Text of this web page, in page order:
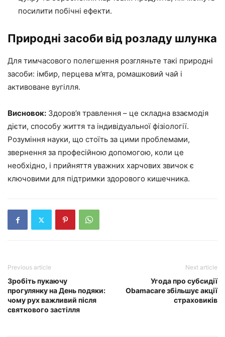
посилити побічні ефекти.
Природні засоби від розладу шлунка
Для тимчасового полегшення розгляньте такі природні
засоби: імбир, перцева м’ята, ромашковий чай і
активоване вугілля.
Висновок: Здоров’я травлення – це складна взаємодія
дієти, способу життя та індивідуальної фізіології.
Розуміння науки, що стоїть за цими проблемами,
звернення за професійною допомогою, коли це
необхідно, і прийняття уважних харчових звичок є
ключовими для підтримки здорового кишечника.
Previous article
Зробіть пукаючу
прогулянку на День подяки:
чому рух важливий після
святкового застілля
Next article
Угода про субсидії
Obamacare збільшує акції
страховиків